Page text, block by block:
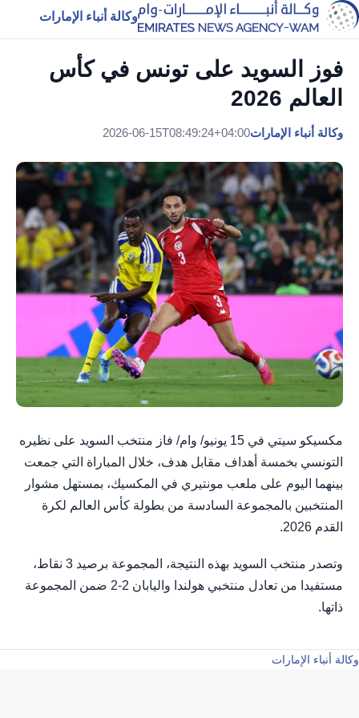
وكالة أنباء الإمارات
فوز السويد على تونس في كأس
العالم 2026
وكالة أنباء الإمارات2026-06-15T08:49:24+04:00
مكسيكو سيتي في 15 يونيو/ وام/ فاز منتخب السويد على نظيره
التونسي بخمسة أهداف مقابل هدف، خلال المباراة التي جمعت
بينهما اليوم على ملعب مونتيري في المكسيك، بمستهل مشوار
المنتخبين بالمجموعة السادسة من بطولة كأس العالم لكرة
القدم 2026.
وتصدر منتخب السويد بهذه النتيجة، المجموعة برصيد 3 نقاط،
مستفيدا من تعادل منتخبي هولندا واليابان 2-2 ضمن المجموعة
ذاتها.
وكالة أنباء الإمارات